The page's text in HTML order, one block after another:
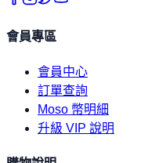
會員專區
會員中心
訂單查詢
Moso 幣明細
升級 VIP 說明